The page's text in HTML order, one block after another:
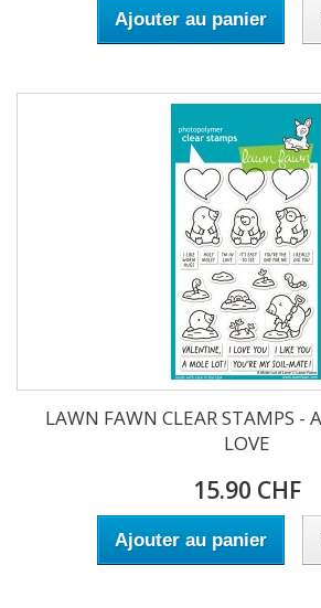
Ajouter au panier
LAWN FAWN CLEAR STAMPS -
LOVE
15.90 CHF
Ajouter au panier